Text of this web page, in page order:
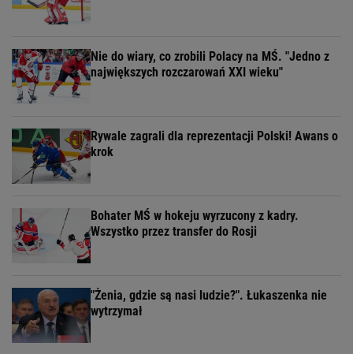
Nie do wiary, co zrobili Polacy na MŚ. "Jedno z
największych rozczarowań XXI wieku"
Rywale zagrali dla reprezentacji Polski! Awans o
krok
Bohater MŚ w hokeju wyrzucony z kadry.
Wszystko przez transfer do Rosji
"Żenia, gdzie są nasi ludzie?". Łukaszenka nie
wytrzymał